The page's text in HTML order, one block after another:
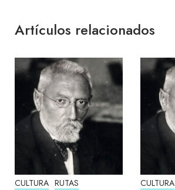
Artículos relacionados
CULTURA RUTAS CULTURA